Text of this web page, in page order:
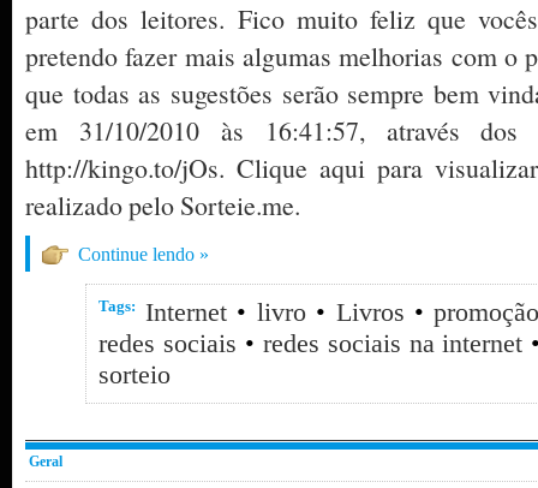
parte dos leitores. Fico muito feliz que
pretendo fazer mais algumas melhorias com o
que todas as sugestões serão sempre bem
em 31/10/2010 às 16:41:57, através dos
http://kingo.to/jOs. Clique aqui para
realizado pelo Sorteie.me.
Continue lendo »
Tags: Internet • livro• Livros •
redes sociais • redes sociais na internet
sorteio
Geral